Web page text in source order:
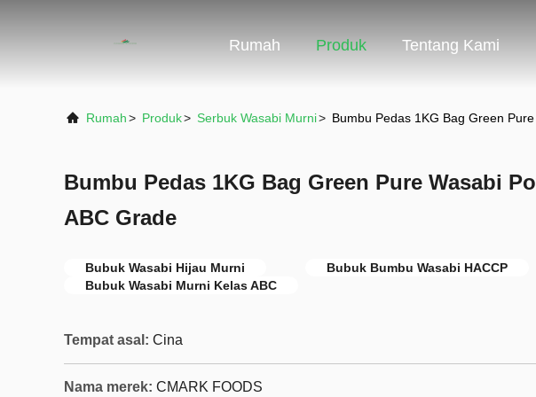
Rumah Produk Tentang Kami
Rumah> Produk> Serbuk Wasabi Murni> Bumbu Pedas 1KG Bag Green
Bumbu Pedas 1KG Bag Green Pure Wasabi
ABC Grade
Bubuk Wasabi Hijau Murni
Bubuk Bumbu Wasabi HACCP
Bubuk Wasabi Murni Kelas ABC
Tempat asal: Cina
Nama merek: CMARK FOODS